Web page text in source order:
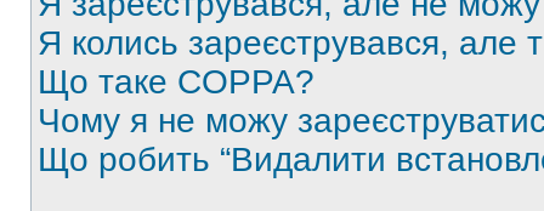
Я колись зареєструвався,
Що таке COPPA?
Чому я не можу
Що робить “Видалити